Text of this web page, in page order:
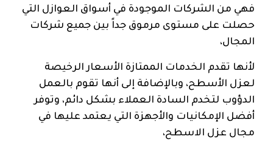
فهي من الشركات الموجودة في أسواق العوازل التي
حصلت على مستوى مرموق جداً بين جميع شركات
المجال،
لأنها تقدم الخدمات الممتازة الأسعار الرخيصة
لعزل الأسطح، وبالإضافة إلى أنها تقوم بالعمل
الدؤوب لتخدم السادة العملاء بشكل دائم، وتوفر
أفضل الإمكانيات والأجهزة التي يعتمد عليها في
مجال عزل الاسطح،